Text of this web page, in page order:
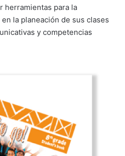
herramientas para la
la planeación de sus clases
y competencias